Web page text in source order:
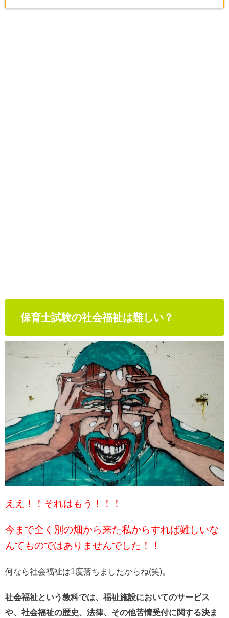
保育士試験の社会福祉は難しい？
ええ！！それはもう！！！
今まで全く別の畑から来た私からすれば難しいな
んてものではありませんでした！！
何なら社会福祉は1度落ちましたからね(笑)。
社会福祉という教科では、福祉施設においてのサービス
や、社会福祉の歴史、法律、その他苦情受付に関する決ま